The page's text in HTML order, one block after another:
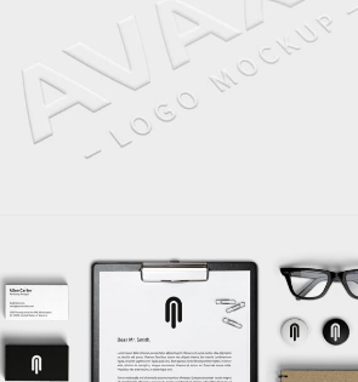
EMBOSSED